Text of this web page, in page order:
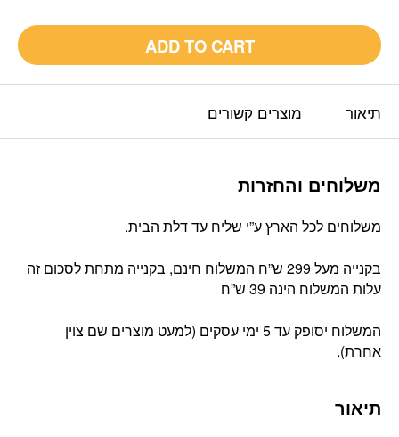
ADD TO CART
תיאור מוצרים קשורים
משלוחים והחזרות
משלוחים לכל הארץ ע”י שליח עד דלת הבית.
בקנייה מעל 299 ש”ח המשלוח חינם, בקנייה מתחת לסכום זה
עלות המשלוח הינה 39 ש”ח
המשלוח יסופק עד 5 ימי עסקים (למעט מוצרים שם צוין
אחרת).
תיאור